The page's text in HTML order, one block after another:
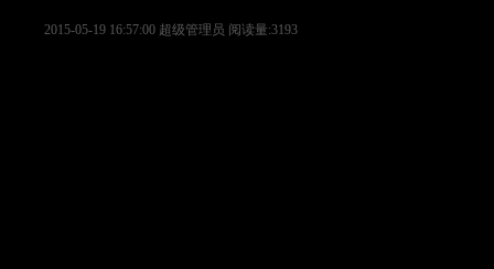
2015-05-19 16:57:00 超级管理员 阅读量:3193